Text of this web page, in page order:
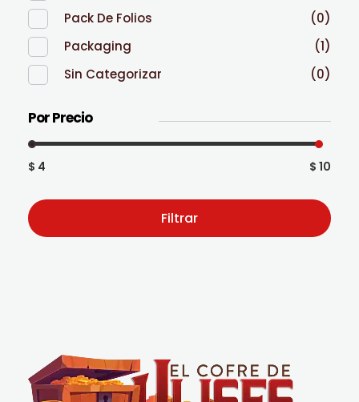
Pack De Folios
(0)
Packaging
(1)
Sin Categorizar
(0)
Por Precio
$ 4 $ 10
Filtrar